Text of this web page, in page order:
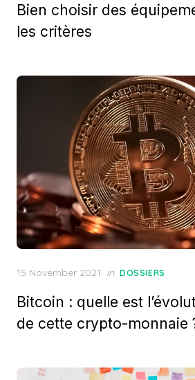
Bien choisir des
les critères
Posted
15 November 2021 in DOSSIERS
Bitcoin : quelle est
de cette crypto-monnaie